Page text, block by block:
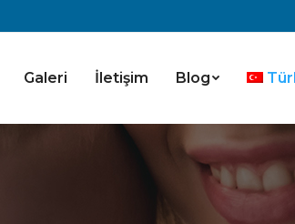
Galeri İletişim Blog